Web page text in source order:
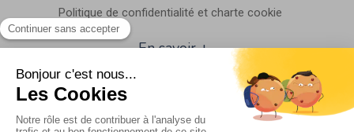
Politique de confidentialité et charte cookie
En savoir +
Hygiène & Asepsie
Honoraire & remboursement